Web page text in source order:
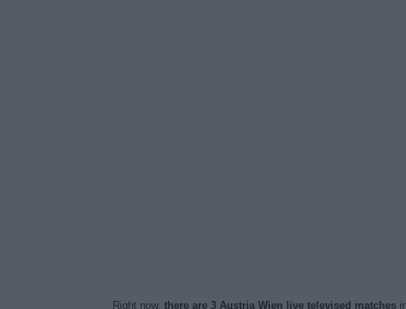
Right now, there are 3 Austria Wien live televised matches